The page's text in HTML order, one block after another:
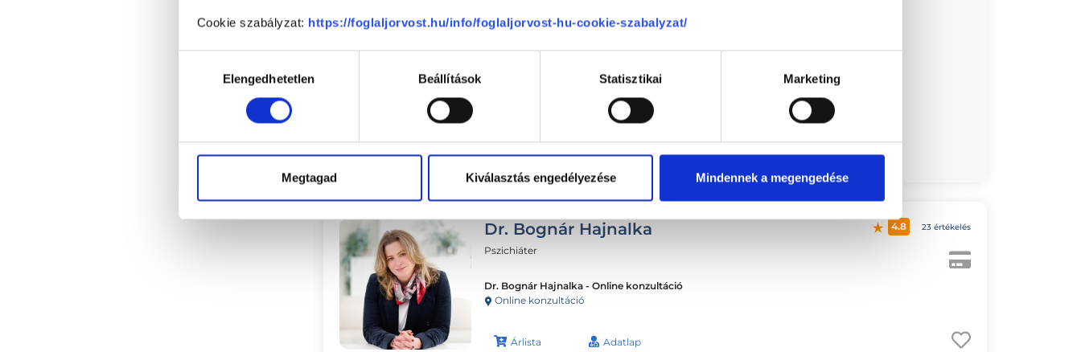
Cookie szabályzat: https://foglaljorvost.hu/info/foglaljorvost-hu-cookie-szabalyzat/
kiválasztásaElengedhetetlen Beállítások Statisztikai Marketing
Megtagad Kiválasztás engedélyezése Mindennek a megengedése
Következő időpont:
Dr. Bognár Hajnalka
Pszichiáter
Dr. Bognár Hajnalka - Online konzultáció
Online konzultáció
Árlista Adatlap
4.8 23 értékelés